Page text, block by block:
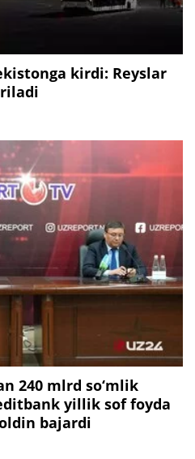
kirdi: Reyslar
240 mlrd so‘mlik
yillik sof foyda
bajardi